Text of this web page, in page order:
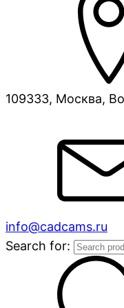
109333, Москва,
info@cadcams.ru
Search for: